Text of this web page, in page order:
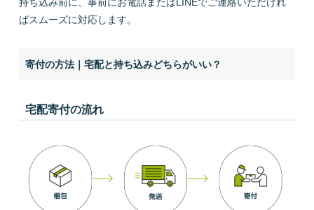
持ち込み前に、事前にお電話またはLINEでご連絡いただけれ
ばスムーズに対応します。
寄付の方法｜宅配と持ち込みどちらがいい？
宅配寄付の流れ